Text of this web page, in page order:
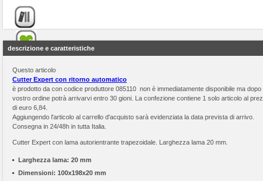
descrizione e caratteristiche
Questo articolo
Cutter Expert con ritorno automatico
è prodotto da con codice produttore 085110 non è immediatamente disponibile ma dopo
vostro ordine potrà arrivarvi entro 30 gioni. La confezione contiene 1 solo articolo al
di euro 6,84.
Aggiungendo l'articolo al carrello d'acquisto sarà evidenziata la data prevista di arrivo.
Consegna in 24/48h in tutta Italia.
Cutter Expert con lama autorientrante trapezoidale. Larghezza lama 20 mm.
Larghezza lama: 20 mm
Dimensioni: 100x198x20 mm